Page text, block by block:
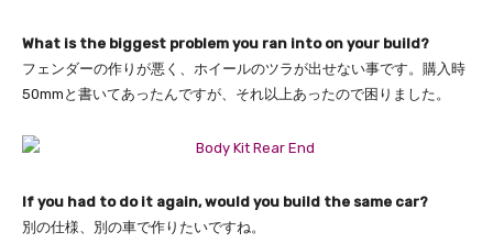
What is the biggest problem you ran into on your build?
フェンダーの作りが悪く、ホイールのツラが出せない事です。 購入時
50mmと書いてあったんですが、 それ以上あったので困りました。
If you had to do it again, would you build the same car?
別の仕様、別の車で作りたいですね。